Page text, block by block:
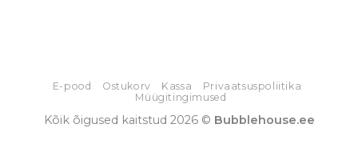
E-pood Ostukorv Kassa
Privaatsuspoliitika
Müügitingimused
Kõik õigused kaitstud 2026 © Bubblehouse.ee